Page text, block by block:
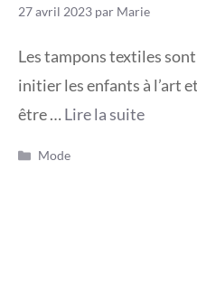
27 avril 2023 par Marie
Les tampons textiles
initier les enfants à l’art
être …Lire la suite
Catégories
Mode